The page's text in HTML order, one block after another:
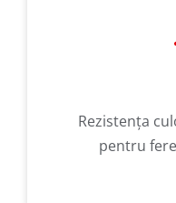
Rezistența
pentru